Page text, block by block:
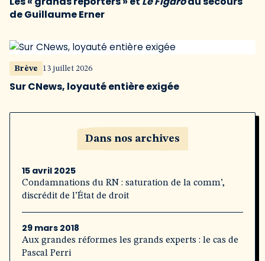
de Guillaume Erner
Brève 13 juillet 2026
Sur CNews, loyauté entière exigée
Dans nos archives
15 avril 2025
Condamnations du RN : saturation de la comm’,
discrédit de l’État de droit
29 mars 2018
Aux grandes réformes les grands experts : le cas de
Pascal Perri